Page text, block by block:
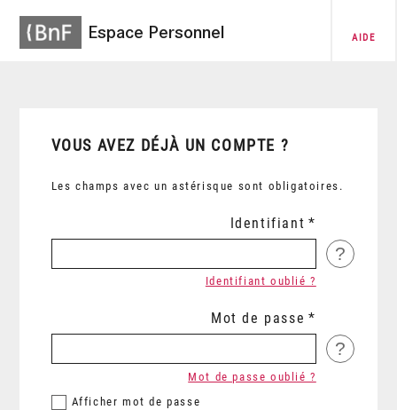
Espace Personnel AIDE
VOUS AVEZ DÉJÀ UN COMPTE ?
Les champs avec un astérisque sont obligatoires.
Identifiant
?
Identifiant oublié ?
Mot de passe
?
Afficher mot de passe
Mot de passe oublié ?